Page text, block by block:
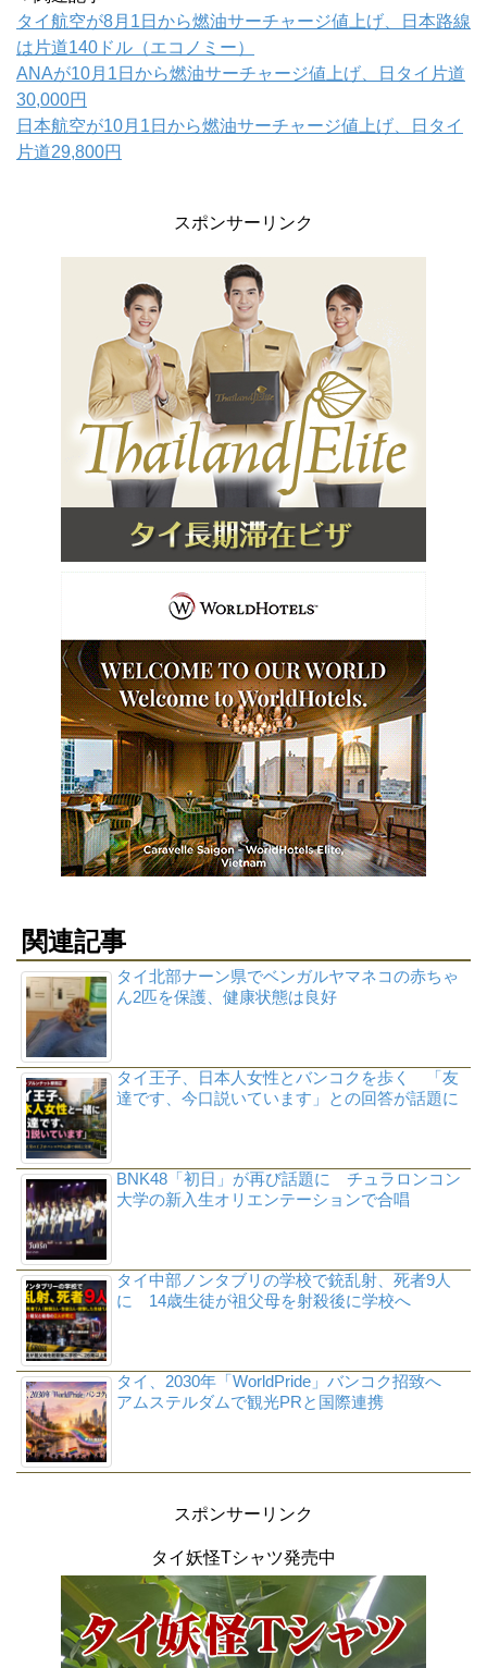
タイ航空が8月1日から燃油サーチャージ値上げ、日本路線
は片道140ドル（エコノミー）
ANAが10月1日から燃油サーチャージ値上げ、日タイ片道
30,000円
日本航空が10月1日から燃油サーチャージ値上げ、日タイ
片道29,800円
スポンサーリンク
関連記事
タイ北部ナーン県でベンガルヤマネコの赤ちゃ
ん2匹を保護、健康状態は良好
タイ王子、日本人女性とバンコクを歩く 「友
達です、今口説いています」との回答が話題に
BNK48「初日」が再び話題に チュラロンコン
大学の新入生オリエンテーションで合唱
タイ中部ノンタブリの学校で銃乱射、死者9人
に 14歳生徒が祖父母を射殺後に学校へ
タイ、2030年「WorldPride」バンコク招致へ
アムステルダムで観光PRと国際連携
スポンサーリンク
タイ妖怪Tシャツ発売中